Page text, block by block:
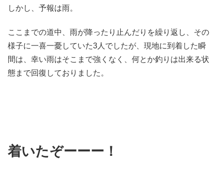
しかし、予報は雨。
ここまでの道中、雨が降ったり止んだりを繰り返し、その
様子に一喜一憂していた3人でしたが、現地に到着した瞬
間は、幸い雨はそこまで強くなく、何とか釣りは出来る状
態まで回復しておりました。
着いたぞーーー！